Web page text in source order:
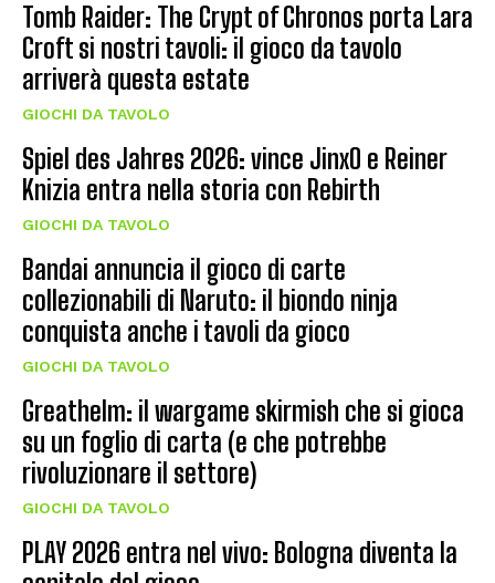
Tomb Raider: The Crypt of Chronos porta Lara
Croft si nostri tavoli: il gioco da tavolo
arriverà questa estate
GIOCHI DA TAVOLO
Spiel des Jahres 2026: vince JinxO e Reiner
Knizia entra nella storia con Rebirth
GIOCHI DA TAVOLO
Bandai annuncia il gioco di carte
collezionabili di Naruto: il biondo ninja
conquista anche i tavoli da gioco
GIOCHI DA TAVOLO
Greathelm: il wargame skirmish che si gioca
su un foglio di carta (e che potrebbe
rivoluzionare il settore)
GIOCHI DA TAVOLO
PLAY 2026 entra nel vivo: Bologna diventa la